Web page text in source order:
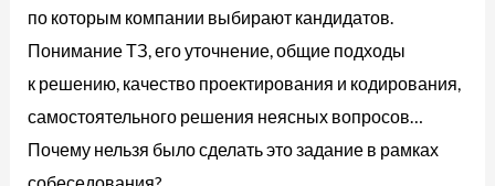
по которым компании выбирают кандидатов.
Понимание ТЗ, его уточнение, общие подходы
к решению, качество проектирования и кодирования,
самостоятельного решения неясных вопросов…
Почему нельзя было сделать это задание в рамках